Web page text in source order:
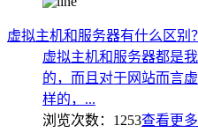
虚拟主机和服务器有什么区别？
虚拟主机和服务器都是
的，而且对于网站而言
样的，...
浏览次数： 1253查看更